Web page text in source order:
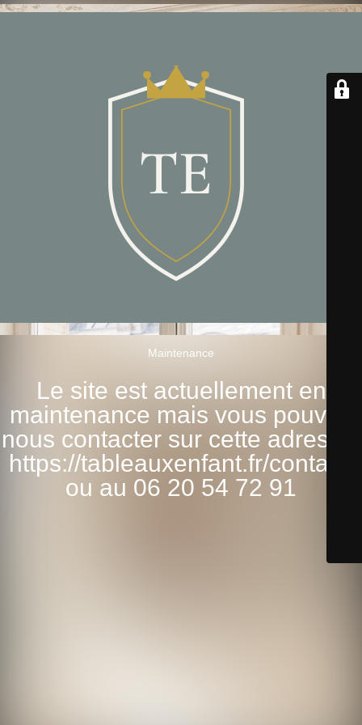
Maintenance
Le site est actuellement en
maintenance mais vous pouvez
nous contacter sur cette adresse:
https://tableauxenfant.fr/contact/
ou au 06 20 54 72 91